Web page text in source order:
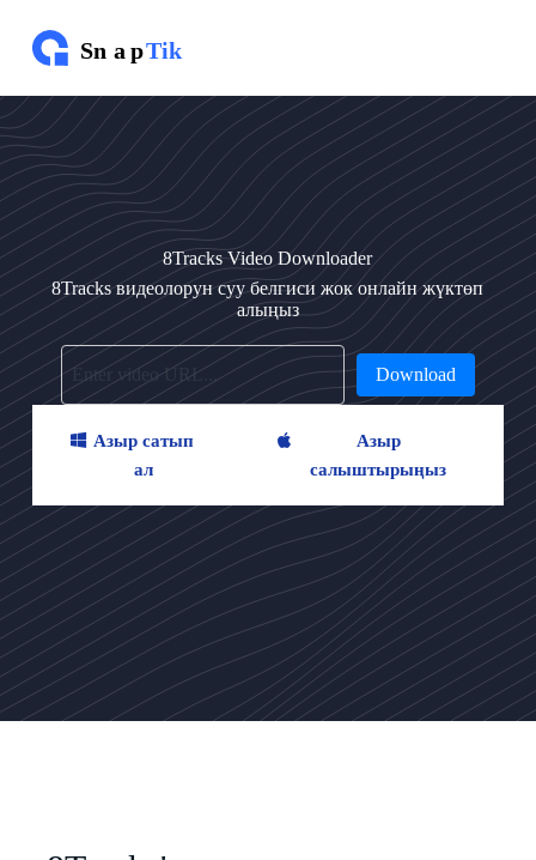
у
н
г
а
ө
т
ү
ү
8Tracks Video Downloader
8Tracks видеолорун суу белгиси жок онлайн жүктөп
алыңыз
Download
Азыр сатып
ал
Азыр
салыштырыңыз